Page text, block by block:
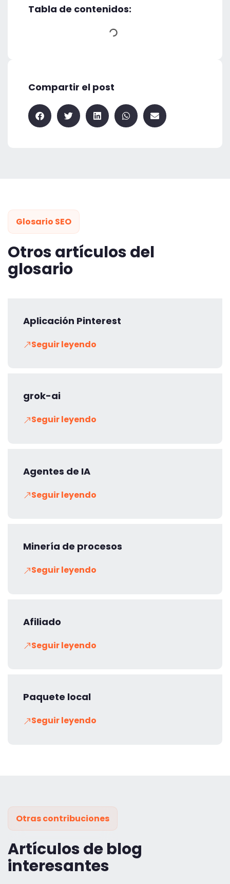
Tabla de contenidos:
Compartir el post
Glosario SEO
Otros artículos del
glosario
Aplicación Pinterest
Seguir leyendo
grok-ai
Seguir leyendo
Agentes de IA
Seguir leyendo
Minería de procesos
Seguir leyendo
Afiliado
Seguir leyendo
Paquete local
Seguir leyendo
Otras contribuciones
Artículos de blog
interesantes